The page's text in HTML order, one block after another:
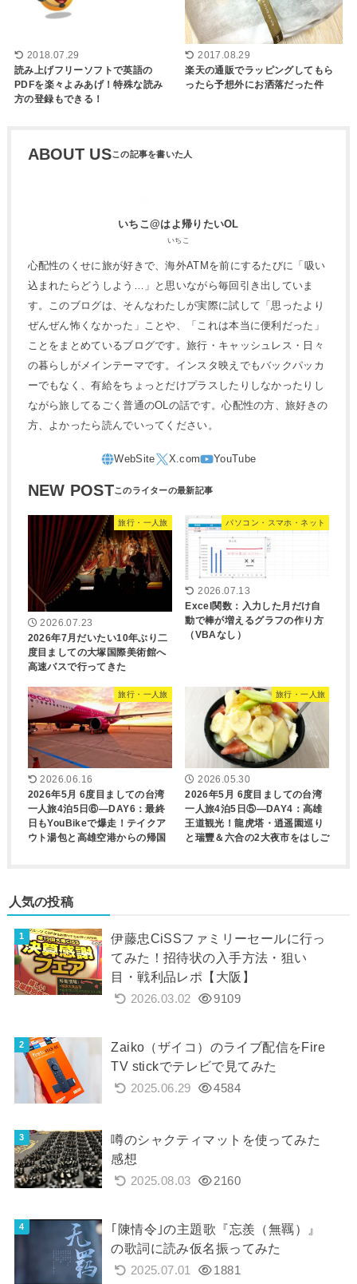
2018.07.29
読み上げフリーソフトで英語の
PDFを楽々よみあげ！特殊な読み
方の登録もできる！
2017.08.29
楽天の通販でラッピングしてもら
ったら予想外にお洒落だった件
ABOUT US
いちこ@はよ帰りたいOL
いちこ
心配性のくせに旅が好きで、海外ATMを前にするたびに「吸い
込まれたらどうしよう…」と思いながら毎回引き出していま
す。このブログは、そんなわたしが実際に試して「思ったより
ぜんぜん怖くなかった」ことや、「これは本当に便利だった」
ことをまとめているブログです。旅行・キャッシュレス・日々
の暮らしがメインテーマです。インスタ映えでもバックパッカ
ーでもなく、有給をちょっとだけプラスしたりしなかったりし
ながら旅してるごく普通のOLの話です。心配性の方、旅好きの
方、よかったら読んでいってください。
NEW POST
旅行・一人旅
2026.07.23
2026年7月だいたい10年ぶり二
度目ましての大塚国際美術館へ
高速バスで行ってきた
パソコン・スマホ・ネット
2026.07.13
Excel関数：入力した月だけ自
動で棒が増えるグラフの作り方
（VBAなし）
旅行・一人旅
2026.06.16
2026年5月 6度目ましての台湾
一人旅4泊5日⑥―DAY6：最終
日もYouBikeで爆走！テイクア
ウト湯包と高雄空港からの帰国
旅行・一人旅
2026.05.30
2026年5月 6度目ましての台湾
一人旅4泊5日⑤―DAY4：高雄
王道観光！龍虎塔・逍遥園巡り
と瑞豐＆六合の2大夜市をはしご
人気の投稿
伊藤忠CiSSファミリーセールに行っ
てみた！招待状の入手方法・狙い
目・戦利品レポ【大阪】
2026.03.02 9109
Zaiko（ザイコ）のライブ配信をFire
TV stickでテレビで見てみた
2025.06.29 4584
噂のシャクティマットを使ってみた
感想
2025.08.03 2160
｢陳情令｣の主題歌『忘羨（無羈）』
の歌詞に読み仮名振ってみた
2025.07.01 1881